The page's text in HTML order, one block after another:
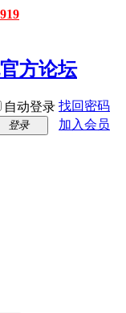
自动登录 找回密码
登录
加入会员